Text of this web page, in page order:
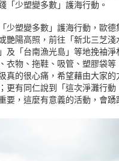
「少塑變多數」護海行動。
少塑變多數」護海行動，歐德
艷陽高照，前往「新北三芝淺
及「台南漁光島」等地挽袖
衣物、拖鞋、吸管、塑膠袋
真的很心痛，希望藉由大家
更有同仁說到「這次淨灘行
要，這麼有意義的活動，會踴